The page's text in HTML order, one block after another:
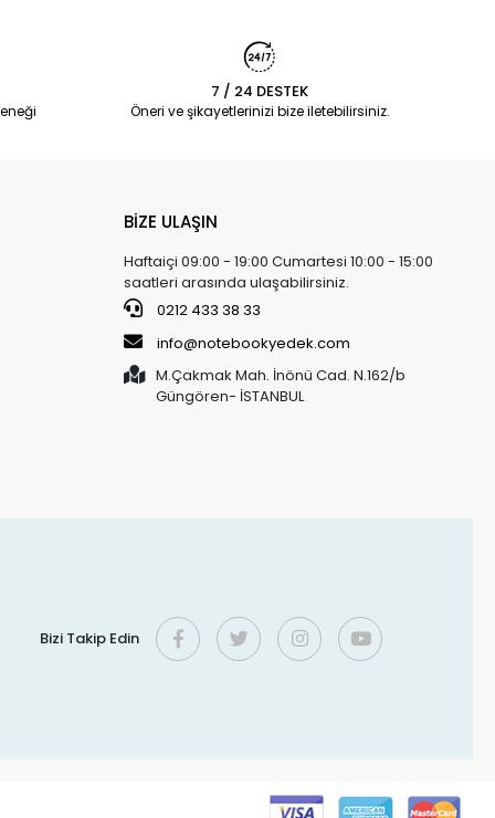
7 / 24 DESTEK
Öneri ve şikayetlerinizi bize iletebilirsiniz.
BİZE ULAŞIN
Haftaiçi 09:00 - 19:00 Cumartesi 10:00 - 15:00
saatleri arasında ulaşabilirsiniz.
0212 433 38 33
info@notebookyedek.com
M.Çakmak Mah. İnönü Cad. N.162/b
Güngören- İSTANBUL
Bizi Takip Edin